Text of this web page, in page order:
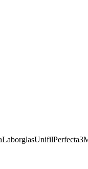
LaborglasUnifilPerfecta